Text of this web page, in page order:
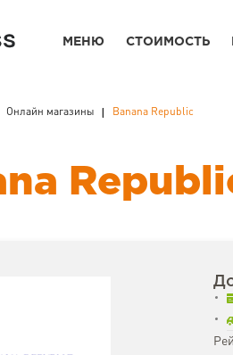
Онлайн магазины Banana Republic
МЕНЮ СТОИМОСТЬ